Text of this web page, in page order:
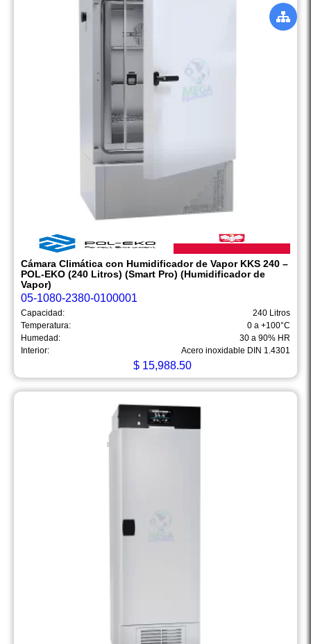
Cámara Climática con Humidificador de Vapor KKS 240 –
POL-EKO (240 Litros) (Smart Pro) (Humidificador de
Vapor)
05-1080-2380-0100001
Capacidad:
240 Litros
Temperatura:
0 a +100°C
Humedad:
30 a 90% HR
Interior:
Acero inoxidable DIN 1.4301
$ 15,988.50